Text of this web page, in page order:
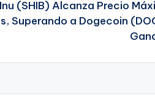
(SHIB) Alcanza Precio
Superando a Dogecoin